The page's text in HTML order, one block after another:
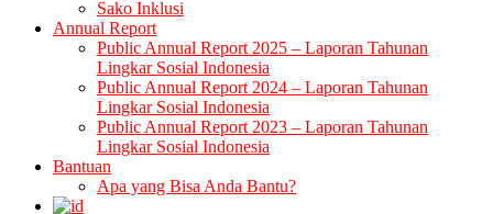
Sako Inklusi
Annual Report
Public Annual Report 2025 – Laporan Tahunan
Lingkar Sosial Indonesia
Public Annual Report 2024 – Laporan Tahunan
Lingkar Sosial Indonesia
Public Annual Report 2023 – Laporan Tahunan
Lingkar Sosial Indonesia
Bantuan
Apa yang Bisa Anda Bantu?